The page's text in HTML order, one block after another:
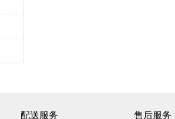
配送服务 售后服务